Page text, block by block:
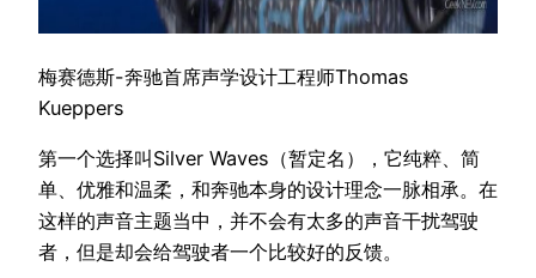
梅赛德斯-奔驰首席声学设计工程师Thomas
Kueppers
第一个选择叫Silver Waves（暂定名），它纯粹、简
单、优雅和温柔，和奔驰本身的设计理念一脉相承。在
这样的声音主题当中，并不会有太多的声音干扰驾驶
者，但是却会给驾驶者一个比较好的反馈。